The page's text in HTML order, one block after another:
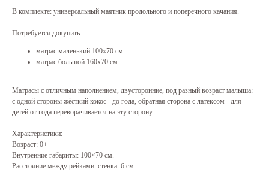
В комплекте: универсальный маятник продольного и поперечного качания.
Потребуется докупить:
матрас маленький 100х70 см.
матрас большой 160х70 см.
Матрасы с отличным наполнением, двусторонние, под разный возраст малыша:
с одной стороны жёсткий кокос - до года, обратная сторона с латексом - для
детей от года переворачивается на эту сторону.
Характеристики:
Возраст: 0+
Внутренние габариты: 100×70 см.
Расстояние между рейками: стенка: 6 см.